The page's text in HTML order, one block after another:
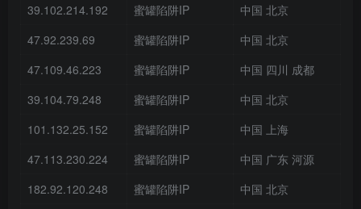
39.102.214.192
蜜罐陷阱IP
中国 北京
47.92.239.69
蜜罐陷阱IP
中国 北京
47.109.46.223
蜜罐陷阱IP
中国 四川 成都
39.104.79.248
蜜罐陷阱IP
中国 北京
101.132.25.152
蜜罐陷阱IP
中国 上海
47.113.230.224
蜜罐陷阱IP
中国 广东 河源
182.92.120.248
蜜罐陷阱IP
中国 北京